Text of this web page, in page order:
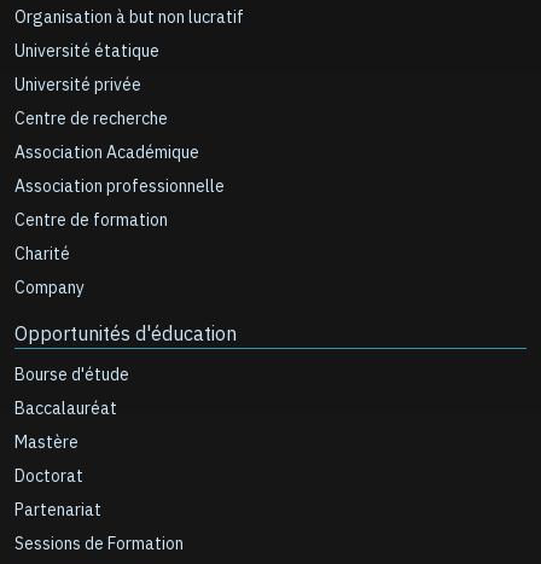
Organisation à but non lucratif
Université étatique
Université privée
Centre de recherche
Association Académique
Association professionnelle
Centre de formation
Charité
Company
Opportunités d'éducation
Bourse d'étude
Baccalauréat
Mastère
Doctorat
Partenariat
Sessions de Formation